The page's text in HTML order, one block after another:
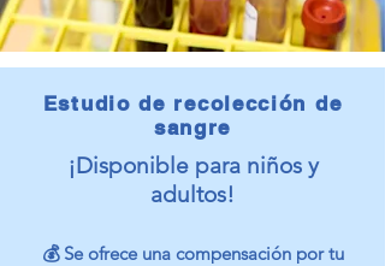
​Estudio de recolección de
sangre
¡Disponible para niños y
adultos!
💰 Se ofrece una compensación por tu